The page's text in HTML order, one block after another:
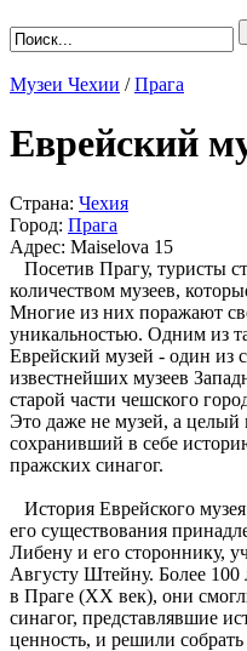
Музеи Чехии /Прага
Еврейский
Страна: Чехия
Город: Прага
Адрес: Maiselova 15
Посетив Прагу, туристы
количеством музеев,
Многие из них поражают
уникальностью. Одним из
Еврейский музей - один из
известнейших музеев
старой части чешского
Это даже не музей, а целый
сохранивший в себе
пражских синагог.
История Еврейского музея
его существования
Либену и его стороннику,
Августу Штейну. Более 100
в Праге (ХХ век), они
синагог, представлявшие
ценность, и решили